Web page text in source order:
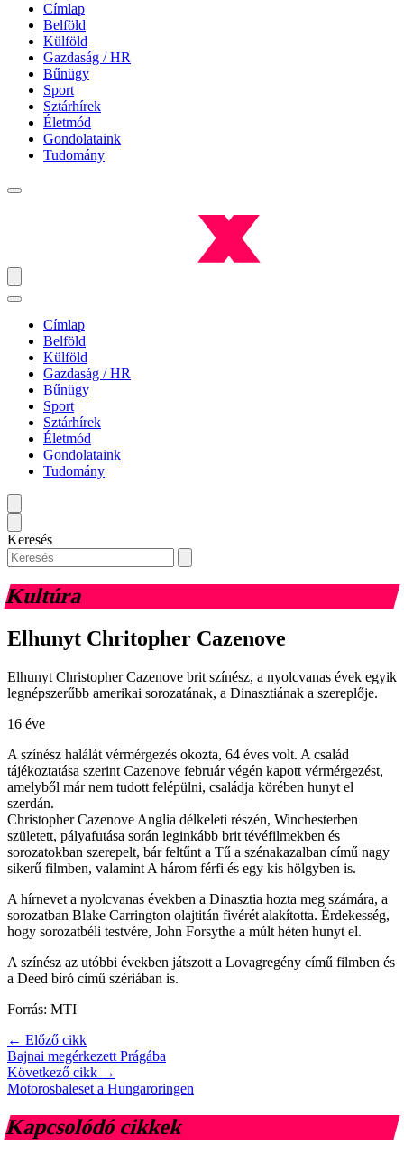
Címlap
Belföld
Külföld
Gazdaság / HR
Bűnügy
Sport
Sztárhírek
Életmód
Gondolataink
Tudomány
Címlap
Belföld
Külföld
Gazdaság / HR
Bűnügy
Sport
Sztárhírek
Életmód
Gondolataink
Tudomány
Keresés
Kultúra
Elhunyt Chritopher Cazenove
Elhunyt Christopher Cazenove brit színész, a nyolcvanas évek egyik
legnépszerűbb amerikai sorozatának, a Dinasztiának a szereplője.
16 éve
A színész halálát vérmérgezés okozta, 64 éves volt. A család
tájékoztatása szerint Cazenove február végén kapott vérmérgezést,
amelyből már nem tudott felépülni, családja körében hunyt el
szerdán.
Christopher Cazenove Anglia délkeleti részén, Winchesterben
született, pályafutása során leginkább brit tévéfilmekben és
sorozatokban szerepelt, bár feltűnt a Tű a szénakazalban című nagy
sikerű filmben, valamint A három férfi és egy kis hölgyben is.
A hírnevet a nyolcvanas években a Dinasztia hozta meg számára, a
sorozatban Blake Carrington olajtitán fivérét alakította. Érdekesség,
hogy sorozatbéli testvére, John Forsythe a múlt héten hunyt el.
A színész az utóbbi években játszott a Lovagregény című filmben és
a Deed bíró című szériában is.
Forrás: MTI
← Előző cikk
Bajnai megérkezett Prágába
Következő cikk →
Motorosbaleset a Hungaroringen
Kapcsolódó cikkek